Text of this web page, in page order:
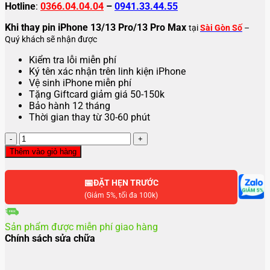
Hotline: 0366.04.04.04 – 0941.33.44.55
Khi thay pin iPhone 13/13 Pro/13 Pro Max tạiSài Gòn Số –
Quý khách sẽ nhận được
Kiểm tra lỗi miễn phí
Ký tên xác nhận trên linh kiện iPhone
Vệ sinh iPhone miễn phí
Tặng Giftcard giảm giá 50-150k
Bảo hành 12 tháng
Thời gian thay từ 30-60 phút
Thay
pin
iPhone
13
Pro
13
Pro
Thêm vào giỏ hàng
📅ĐẶT HẸN TRƯỚC
(Giảm 5%, tối đa 100k)
Sản phẩm được miễn phí giao hàng
Chính sách sửa chữa